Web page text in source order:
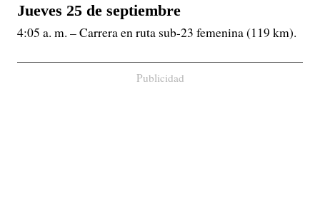
Jueves 25 de septiembre
4:05 a. m. – Carrera en ruta sub-23 femenina (119 km).
Publicidad